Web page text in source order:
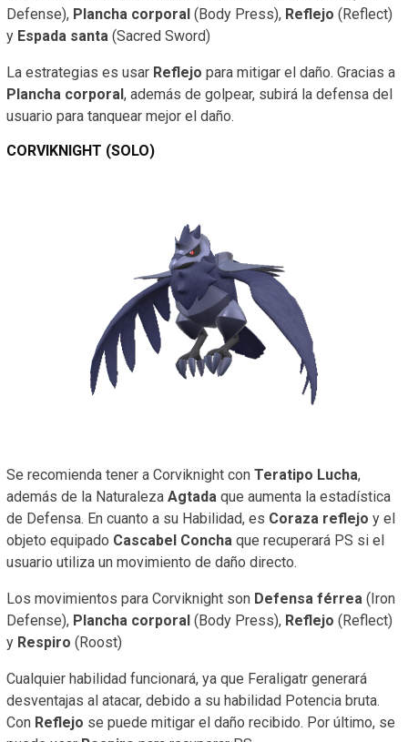
Defense), Plancha corporal (Body Press), Reflejo (Reflect)
y Espada santa (Sacred Sword)
La estrategias es usar Reflejo para mitigar el daño. Gracias a
Plancha corporal, además de golpear, subirá la defensa del
usuario para tanquear mejor el daño.
CORVIKNIGHT (SOLO)
Se recomienda tener a Corviknight con Teratipo Lucha,
además de la Naturaleza Agtada que aumenta la estadística
de Defensa. En cuanto a su Habilidad, es Coraza reflejo y el
objeto equipado Cascabel Concha que recuperará PS si el
usuario utiliza un movimiento de daño directo.
Los movimientos para Corviknight son Defensa férrea (Iron
Defense), Plancha corporal (Body Press), Reflejo (Reflect)
y Respiro (Roost)
Cualquier habilidad funcionará, ya que Feraligatr generará
desventajas al atacar, debido a su habilidad Potencia bruta.
Con Reflejo se puede mitigar el daño recibido. Por último, se